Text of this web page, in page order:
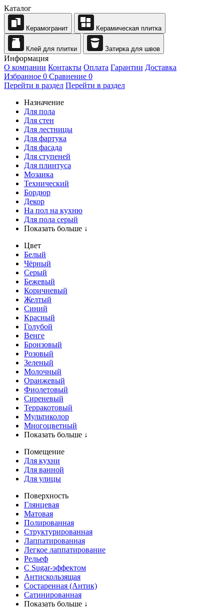
Каталог
Керамогранит Керамическая плитка
Клей для плитки Затирка для швов
Информация
О компании Контакты Оплата Гарантии Доставка
Избранное 0 Сравнение 0
Перейти в раздел Перейти в раздел
Назначение
Для пола
Для стен
Для лестницы
Для фартука
Для фасада
Для ступеней
Для плинтуса
Мозаика
Технический
Бордюр
Декор
На пол на кухню
Для пола серый
Показать больше ↓
Цвет
Белый
Чёрный
Серый
Бежевый
Коричневый
Желтый
Синий
Красный
Голубой
Венге
Бронзовый
Розовый
Зеленый
Молочный
Оранжевый
Фиолетовый
Сиреневый
Терракотовый
Мультиколор
Многоцветный
Показать больше ↓
Помещение
Для кухни
Для ванной
Для улицы
Поверхность
Глянцевая
Матовая
Полированная
Структурированная
Лаппатированная
Легкое лаппатирование
Рельеф
С Sugar-эффектом
Антискользящая
Состаренная (Антик)
Сатинированная
Показать больше ↓